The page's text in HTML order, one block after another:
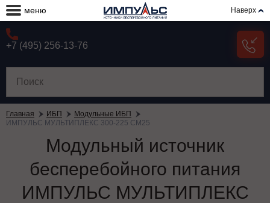
меню Наверх
+7 (495) 256-13-76
Главная ИБП
Модульные ИБП
ИМПУЛЬС МУЛЬТИПЛЕКС 300-225 СМ25
Модульный источник
бесперебойного питания
ИМПУЛЬС МУЛЬТИПЛЕКС